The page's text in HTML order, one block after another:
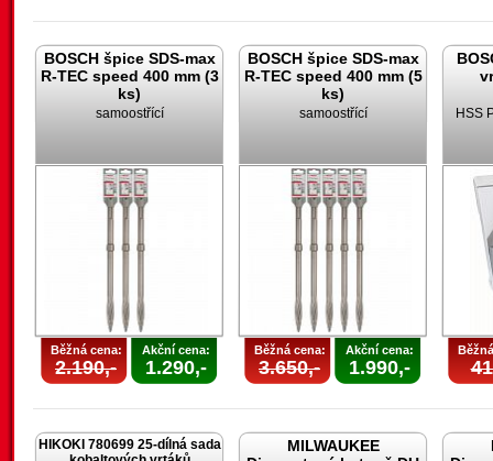
BOSCH špice SDS-max
R-TEC speed 400 mm (3
ks)
samoostřící
Běžná cena:
2.190,-
Akční cena:
1.290,-
BOSCH špice SDS-max
R-TEC speed 400 mm (5
ks)
samoostřící
Běžná cena:
3.650,-
Akční cena:
1.990,-
HSS
HIKOKI 780699 25-dílná sada
MILWAUKEE